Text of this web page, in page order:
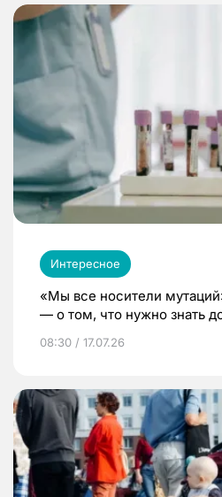
Интересное
«Мы все носители
— о том, что нужно знать
08:30 / 17.07.26